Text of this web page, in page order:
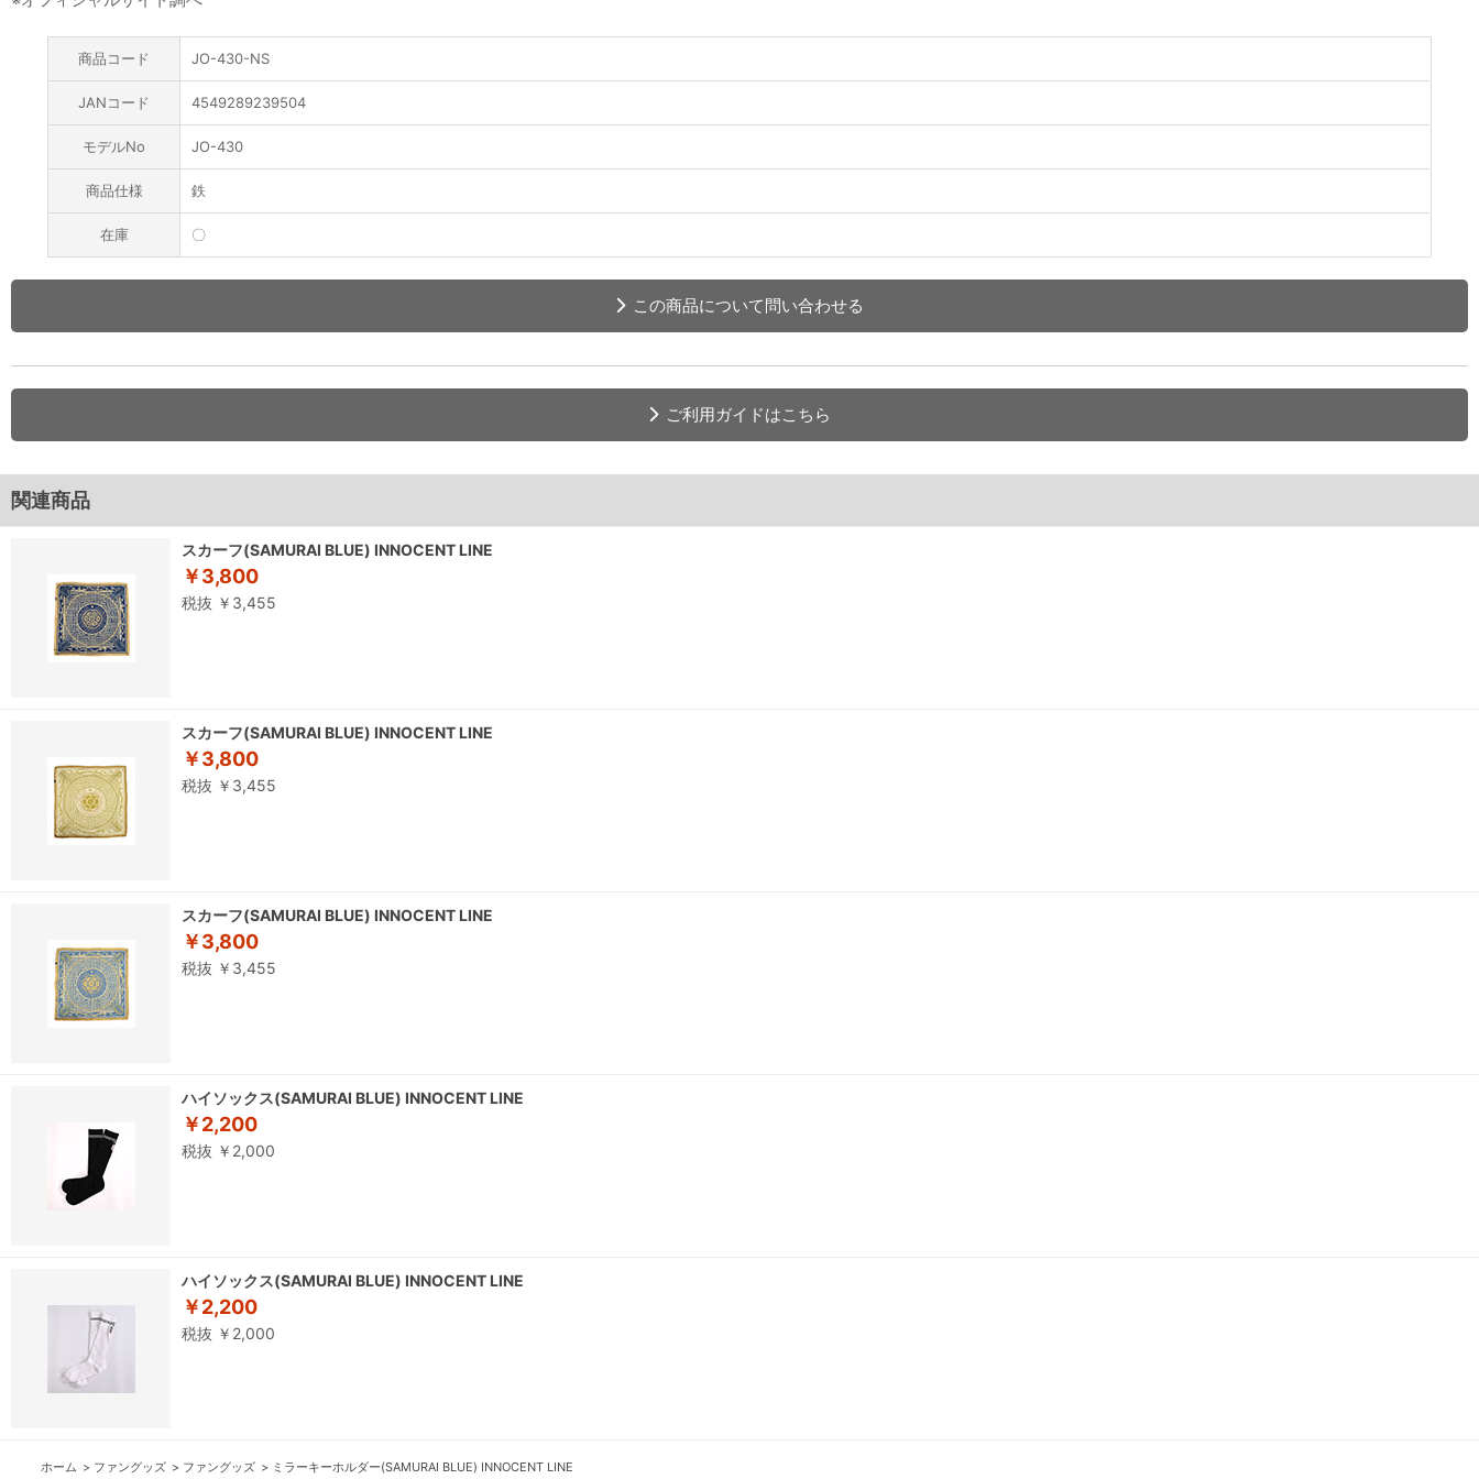
商品コード JO-430-NS
JANコード 4549289239504
モデルNo JO-430
商品仕様 鉄
在庫 〇
この商品について問い合わせる
ご利用ガイドはこちら
関連商品
スカーフ(SAMURAI BLUE) INNOCENT LINE
￥3,800
税抜 ￥3,455
スカーフ(SAMURAI BLUE) INNOCENT LINE
￥3,800
税抜 ￥3,455
スカーフ(SAMURAI BLUE) INNOCENT LINE
￥3,800
税抜 ￥3,455
ハイソックス(SAMURAI BLUE) INNOCENT LINE
￥2,200
税抜 ￥2,000
ハイソックス(SAMURAI BLUE) INNOCENT LINE
￥2,200
税抜 ￥2,000
ホーム > ファングッズ > ファングッズ > ミラーキーホルダー(SAMURAI BLUE) INNOCENT LINE